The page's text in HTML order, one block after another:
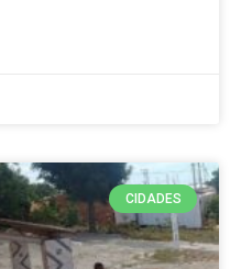
CIDADES